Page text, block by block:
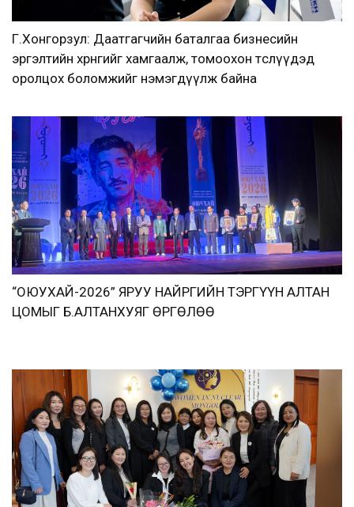
Г.Хонгорзул: Даатгагчийн баталгаа бизнесийн
эргэлтийн хөрөнгийг хамгаалж, томоохон төслүүдэд
оролцох боломжийг нэмэгдүүлж байна
“ОЮУХАЙ-2026” ЯРУУ НАЙРГИЙН ТЭРГҮҮН АЛТАН
ЦОМЫГ Б.АЛТАНХУЯГ ӨРГӨЛӨӨ